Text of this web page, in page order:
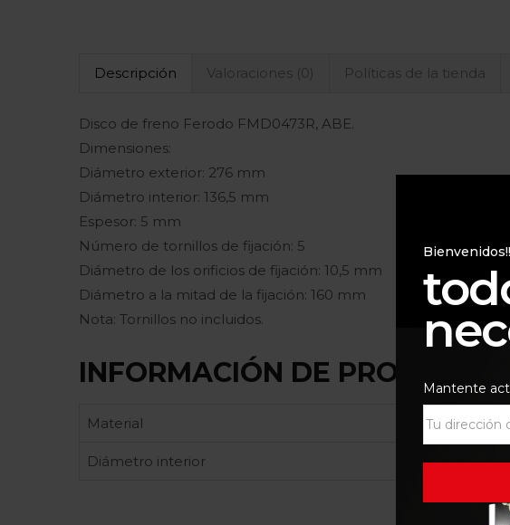
Descripción Valoraciones (0) Políticas de la tienda
Disco de freno Ferodo FMD0473R, ABE.
Dimensiones:
Diámetro exterior: 276 mm
Diámetro interior: 136,5 mm
Espesor: 5 mm
Número de tornillos de fijación: 5
Diámetro de los orificios de fijación: 10,5 mm
Diámetro a la mitad de la fijación: 160 mm
Nota: Tornillos no incluidos.
INFORMACIÓN DE
Material
Diámetro interior
Bienvenidos!!
Mantente